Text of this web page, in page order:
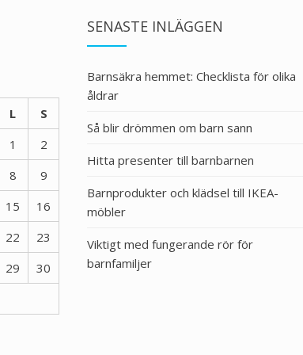
L
S
1
2
8
9
15
16
22
23
29
30
SENASTE INLÄGGEN
Barnsäkra hemmet: Checklista för olika
åldrar
Så blir drömmen om barn sann
Hitta presenter till barnbarnen
Barnprodukter och klädsel till IKEA-
möbler
Viktigt med fungerande rör för
barnfamiljer